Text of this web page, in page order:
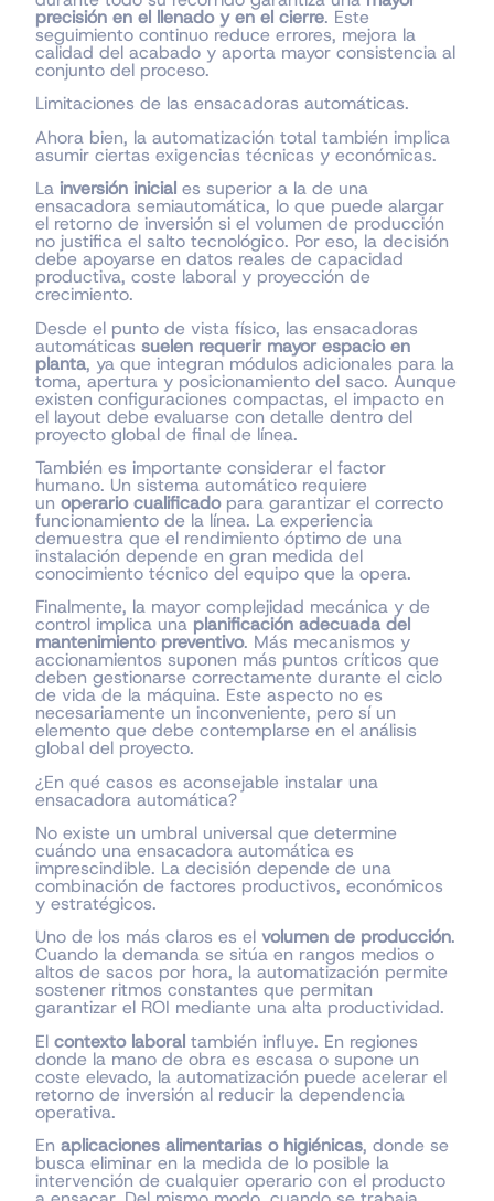
precisión en el llenado y en el cierre. Este
seguimiento continuo reduce errores, mejora la
calidad del acabado y aporta mayor consistencia al
conjunto del proceso.
Limitaciones de las ensacadoras automáticas.
Ahora bien, la automatización total también implica
asumir ciertas exigencias técnicas y económicas.
La inversión inicial es superior a la de una
ensacadora semiautomática, lo que puede alargar
el retorno de inversión si el volumen de producción
no justifica el salto tecnológico. Por eso, la decisión
debe apoyarse en datos reales de capacidad
productiva, coste laboral y proyección de
crecimiento.
Desde el punto de vista físico, las ensacadoras
automáticassuelen requerir mayor espacio en
planta, ya que integran módulos adicionales para la
toma, apertura y posicionamiento del saco. Aunque
existen configuraciones compactas, el impacto en
el layout debe evaluarse con detalle dentro del
proyecto global de final de línea.
También es importante considerar el factor
humano. Un sistema automático requiere
unoperario cualificadopara garantizar el correcto
funcionamiento de la línea. La experiencia
demuestra que el rendimiento óptimo de una
instalación depende en gran medida del
conocimiento técnico del equipo que la opera.
Finalmente, la mayor complejidad mecánica y de
control implica una planificación adecuada del
mantenimiento preventivo. Más mecanismos y
accionamientos suponen más puntos críticos que
deben gestionarse correctamente durante el ciclo
de vida de la máquina. Este aspecto no es
necesariamente un inconveniente, pero sí un
elemento que debe contemplarse en el análisis
global del proyecto.
¿En qué casos es aconsejable instalar una
ensacadora automática?
No existe un umbral universal que determine
cuándo una ensacadora automática es
imprescindible. La decisión depende de una
combinación de factores productivos, económicos
y estratégicos.
Uno de los más claros es elvolumen de producción.
Cuando la demanda se sitúa en rangos medios o
altos de sacos por hora, la automatización permite
sostener ritmos constantes que permitan
garantizar el ROI mediante una alta productividad.
Elcontexto laboral también influye. En regiones
donde la mano de obra es escasa o supone un
coste elevado, la automatización puede acelerar el
retorno de inversión al reducir la dependencia
operativa.
Enaplicaciones alimentarias o higiénicas, donde se
busca eliminar en la medida de lo posible la
intervención de cualquier operario con el producto